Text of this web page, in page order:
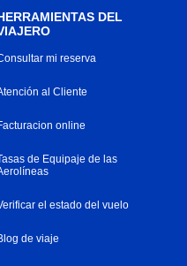
DEL
mi reserva
al Cliente
online
de Equipaje de las
el estado del vuelo
de viaje